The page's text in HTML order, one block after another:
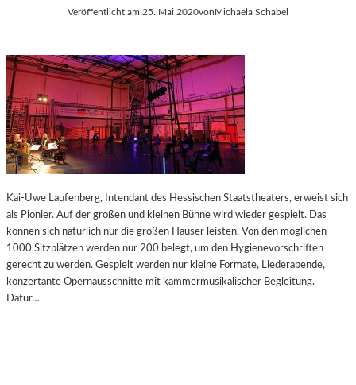
M
E
M
M
U
R
N
A
U
L
S
-
W
Ä
C
H
L
E
R
I
M
F
N
Veröffentlicht am:25. Mai 2020vonMichaela Schabel
Kai-Uwe Laufenberg, Intendant des Hessischen Staatstheaters, erweist sich
als Pionier. Auf der großen und kleinen Bühne wird wieder gespielt. Das
können sich natürlich nur die großen Häuser leisten. Von den möglichen
1000 Sitzplätzen werden nur 200 belegt, um den Hygienevorschriften
gerecht zu werden. Gespielt werden nur kleine Formate, Liederabende,
konzertante Opernausschnitte mit kammermusikalischer Begleitung.
Dafür…